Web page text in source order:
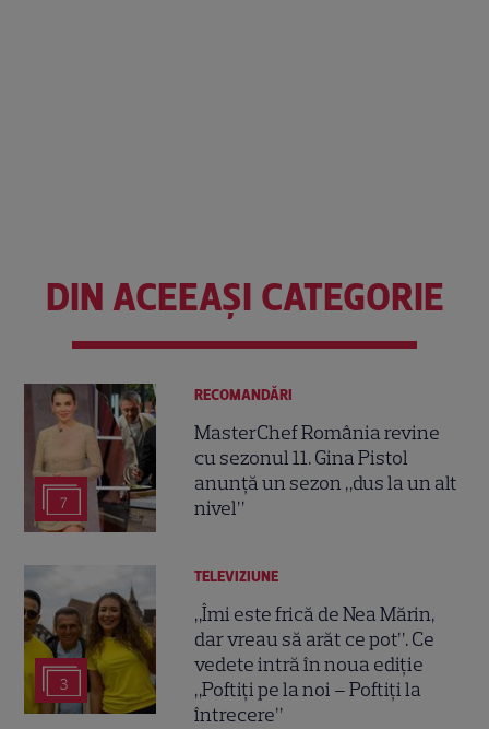
DIN ACEEAȘI CATEGORIE
7
RECOMANDĂRI
MasterChef România revine
cu sezonul 11. Gina Pistol
anunță un sezon „dus la un alt
nivel”
3
TELEVIZIUNE
„Îmi este frică de Nea Mărin,
dar vreau să arăt ce pot”. Ce
vedete intră în noua ediție
„Poftiți pe la noi – Poftiți la
întrecere”